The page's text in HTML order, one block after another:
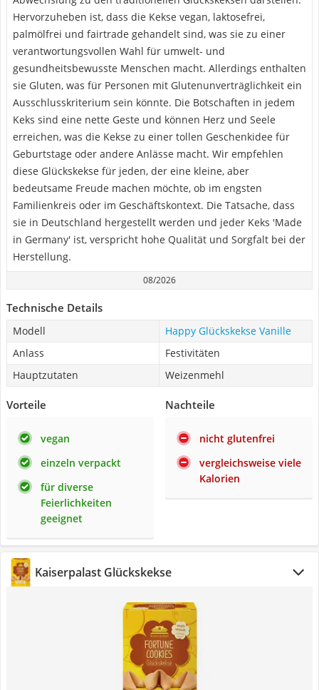
Hervorzuheben ist, dass die Kekse vegan, laktosefrei,
palmölfrei und fairtrade gehandelt sind, was sie zu einer
verantwortungsvollen Wahl für umwelt- und
gesundheitsbewusste Menschen macht. Allerdings enthalten
sie Gluten, was für Personen mit Glutenunverträglichkeit ein
Ausschlusskriterium sein könnte. Die Botschaften in jedem
Keks sind eine nette Geste und können Herz und Seele
erreichen, was die Kekse zu einer tollen Geschenkidee für
Geburtstage oder andere Anlässe macht. Wir empfehlen
diese Glückskekse für jeden, der eine kleine, aber
bedeutsame Freude machen möchte, ob im engsten
Familienkreis oder im Geschäftskontext. Die Tatsache, dass
sie in Deutschland hergestellt werden und jeder Keks 'Made
in Germany' ist, verspricht hohe Qualität und Sorgfalt bei der
Herstellung.
08/2026
Technische Details
Modell
Happy Glückskekse Vanille
Anlass
Festivitäten
Hauptzutaten
Weizenmehl
Vorteile
vegan
einzeln verpackt
für diverse
Feierlichkeiten
geeignet
Nachteile
nicht glutenfrei
vergleichsweise viele
Kalorien
Kaiserpalast Glückskekse